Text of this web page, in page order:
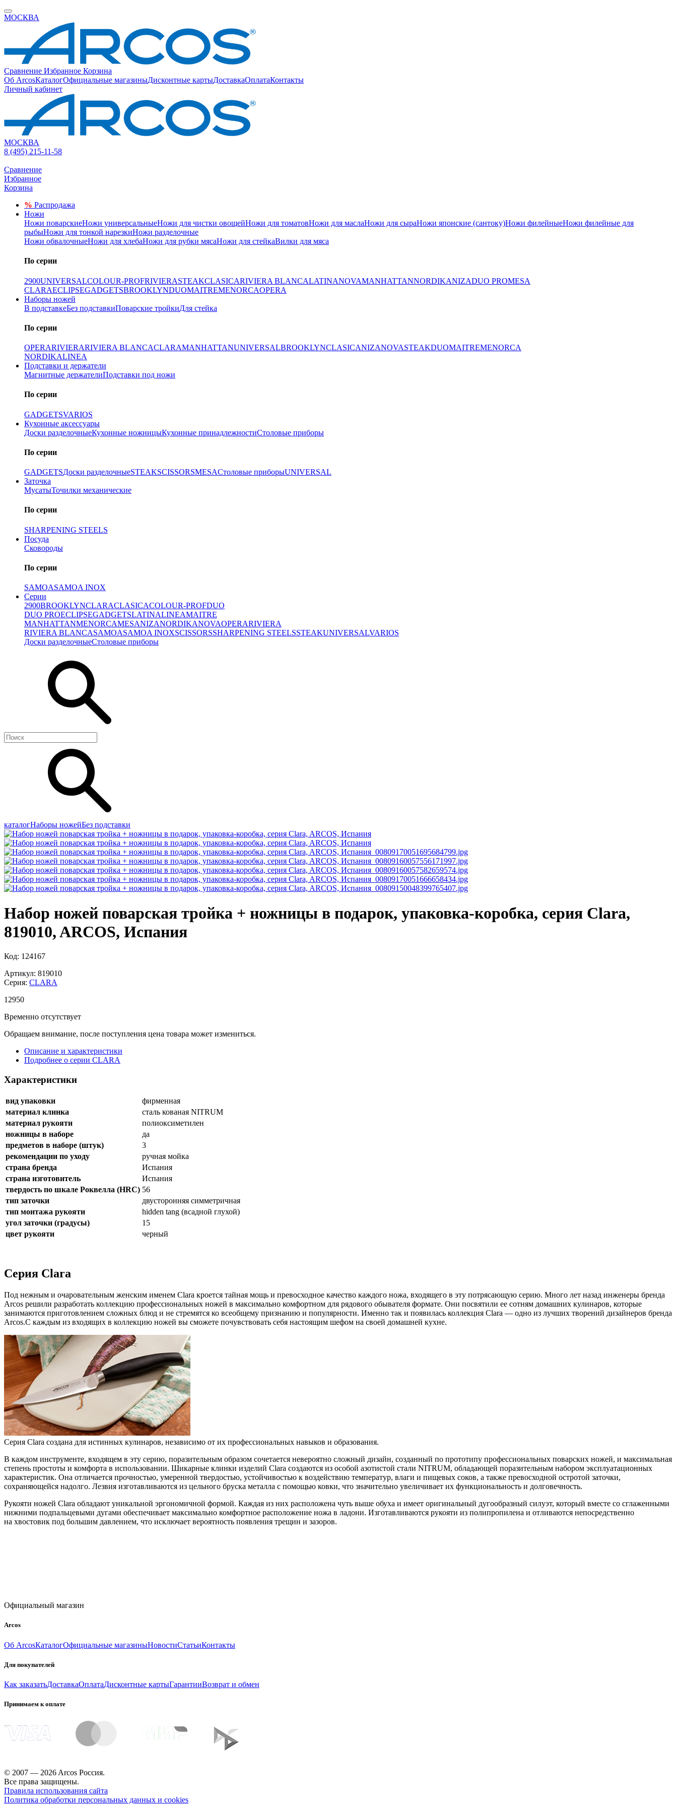
МОСКВА
Сравнение Избранное Корзина
Об ArcosКаталогОфициальные магазиныДисконтные картыДоставкаОплатаКонтакты
Личный кабинет
МОСКВА
8 (495) 215-11-58
Сравнение
Избранное
Корзина
% Распродажа
Ножи
Ножи поварскиеНожи универсальныеНожи для чистки овощейНожи для томатовНожи для маслаНожи для сыраНожи японские (сантоку)Ножи филейныеНожи филейные для
рыбыНожи для тонкой нарезкиНожи разделочные
Ножи обвалочныеНожи для хлебаНожи для рубки мясаНожи для стейкаВилки для мяса
По серии
2900UNIVERSALCOLOUR-PROFRIVIERASTEAKCLASICARIVIERA BLANCALATINANOVAMANHATTANNORDIKANIZADUO PROMESA
CLARAECLIPSEGADGETSBROOKLYNDUOMAITREMENORCAOPERA
Наборы ножей
В подставкеБез подставкиПоварские тройкиДля стейка
По серии
OPERARIVIERARIVIERA BLANCACLARAMANHATTANUNIVERSALBROOKLYNCLASICANIZANOVASTEAKDUOMAITREMENORCA
NORDIKALINEA
Подставки и держатели
Магнитные держателиПодставки под ножи
По серии
GADGETSVARIOS
Кухонные аксессуары
Доски разделочныеКухонные ножницыКухонные принадлежностиСтоловые приборы
По серии
GADGETSДоски разделочныеSTEAKSCISSORSMESAСтоловые приборыUNIVERSAL
Заточка
МусатыТочилки механические
По серии
SHARPENING STEELS
Посуда
Сковороды
По серии
SAMOASAMOA INOX
Серии
2900BROOKLYNCLARACLASICACOLOUR-PROFDUO
DUO PROECLIPSEGADGETSLATINALINEAMAITRE
MANHATTANMENORCAMESANIZANORDIKANOVAOPERARIVIERA
RIVIERA BLANCASAMOASAMOA INOXSCISSORSSHARPENING STEELSSTEAKUNIVERSALVARIOS
Доски разделочныеСтоловые приборы
каталогНаборы ножейБез подставки
Набор ножей поварская тройка + ножницы в подарок, упаковка-коробка, серия Clara,
819010, ARCOS, Испания
Код: 124167
Артикул: 819010
Серия: CLARA
12950
Временно отсутствует
Обращаем внимание, после поступления цена товара может измениться.
Описание и характеристики
Подробнее о серии CLARA
Характеристики
вид упаковки
фирменная
материал клинка
сталь кованая NITRUM
материал рукояти
полиоксиметилен
ножницы в наборе
да
предметов в наборе (штук)
3
рекомендации по уходу
ручная мойка
страна бренда
Испания
страна изготовитель
Испания
твердость по шкале Роквелла (HRC) 56
тип заточки
двусторонняя симметричная
тип монтажа рукояти
hidden tang (всадной глухой)
угол заточки (градусы)
15
цвет рукояти
черный
Серия Clara
Под нежным и очаровательным женским именем Clara кроется тайная мощь и превосходное качество каждого ножа, входящего в эту потрясающую серию. Много лет назад инженеры бренда
Arcos решили разработать коллекцию профессиональных ножей в максимально комфортном для рядового обывателя формате. Они посвятили ее сотням домашних кулинаров, которые
занимаются приготовлением сложных блюд и не стремятся ко всеобщему признанию и популярности. Именно так и появилась коллекция Clara — одно из лучших творений дизайнеров бренда
Arcos.С каждым из входящих в коллекцию ножей вы сможете почувствовать себя настоящим шефом на своей домашней кухне.
Серия Clara создана для истинных кулинаров, независимо от их профессиональных навыков и образования.
В каждом инструменте, входящем в эту серию, поразительным образом сочетается невероятно сложный дизайн, созданный по прототипу профессиональных поварских ножей, и максимальная
степень простоты и комфорта в использовании. Шикарные клинки изделий Clara создаются из особой азотистой стали NITRUM, обладающей поразительным набором эксплуатационных
характеристик. Она отличается прочностью, умеренной твердостью, устойчивостью к воздействию температур, влаги и пищевых соков, а также превосходной остротой заточки,
сохраняющейся надолго. Лезвия изготавливаются из цельного бруска металла с помощью ковки, что значительно увеличивает их функциональность и долговечность.
Рукояти ножей Clara обладают уникальной эргономичной формой. Каждая из них расположена чуть выше обуха и имеет оригинальный дугообразный силуэт, который вместе со сглаженными
нижними подпальцевыми дугами обеспечивает максимально комфортное расположение ножа в ладони. Изготавливаются рукояти из полипропилена и отливаются непосредственно
на хвостовик под большим давлением, что исключает вероятность появления трещин и зазоров.
Официальный магазин
Arcos
Об ArcosКаталогОфициальные магазиныНовостиСтатьиКонтакты
Для покупателей
Как заказатьДоставкаОплатаДисконтные картыГарантииВозврат и обмен
Принимаем к оплате
© 2007 — 2026 Arcos Россия.
Все права защищены.
Правила использования сайта
Политика обработки персональных данных и cookies